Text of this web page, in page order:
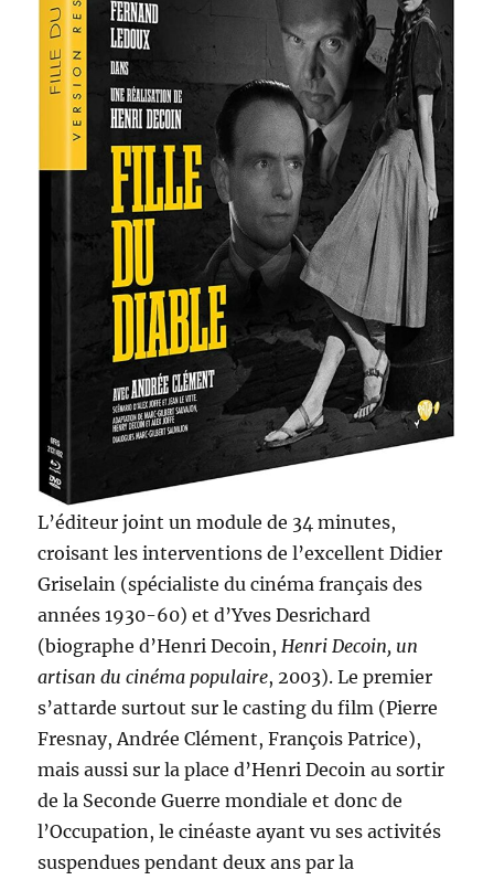
L’éditeur joint un module de 34 minutes,
croisant les interventions de l’excellent Didier
Griselain (spécialiste du cinéma français des
années 1930-60) et d’Yves Desrichard
(biographe d’Henri Decoin, Henri Decoin, un
artisan du cinéma populaire, 2003). Le premier
s’attarde surtout sur le casting du film (Pierre
Fresnay, Andrée Clément, François Patrice),
mais aussi sur la place d’Henri Decoin au sortir
de la Seconde Guerre mondiale et donc de
l’Occupation, le cinéaste ayant vu ses activités
suspendues pendant deux ans par la